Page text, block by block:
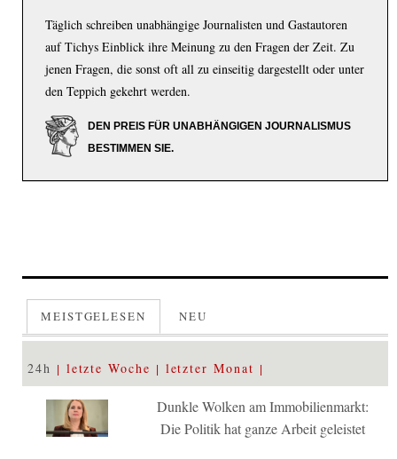
Täglich schreiben unabhängige Journalisten und Gastautoren
auf Tichys Einblick ihre Meinung zu den Fragen der Zeit. Zu
jenen Fragen, die sonst oft all zu einseitig dargestellt oder unter
den Teppich gekehrt werden.
DEN PREIS FÜR UNABHÄNGIGEN JOURNALISMUS
BESTIMMEN SIE.
MEISTGELESEN NEU
24h letzte Woche letzter Monat
Dunkle Wolken am Immobilienmarkt:
Die Politik hat ganze Arbeit geleistet